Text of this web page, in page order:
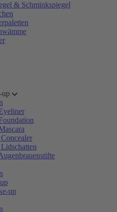
& Schminkspiegel
up
up